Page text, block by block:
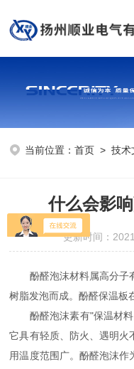
当前位置：首页 >技术
什么会影
更新时间：
酚醛泡沫材料属高分子
树脂发泡而成。酚醛保温板
酚醛泡沫素有"保温材料"
它具有轻质、防火、遇明火
用温度范围广。酚醛泡沫作